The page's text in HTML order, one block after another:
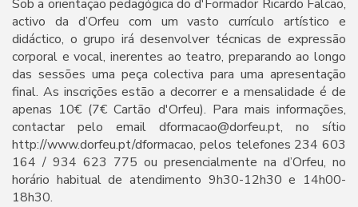
Sob a orientação pedagógica do d'Formador Ricardo Falcão,
activo da d’Orfeu com um vasto currículo artístico e
didáctico, o grupo irá desenvolver técnicas de expressão
corporal e vocal, inerentes ao teatro, preparando ao longo
das sessões uma peça colectiva para uma apresentação
final. As inscrições estão a decorrer e a mensalidade é de
apenas 10€ (7€ Cartão d'Orfeu). Para mais informações,
contactar pelo email dformacao@dorfeu.pt, no sítio
http://www.dorfeu.pt/dformacao, pelos telefones 234 603
164 / 934 623 775 ou presencialmente na d’Orfeu, no
horário habitual de atendimento 9h30-12h30 e 14h00-
18h30.